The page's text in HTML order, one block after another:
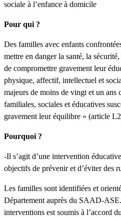
sociale à l’enfance à domicile
Pour qui ?
Des familles avec enfants
mettre en danger la santé, la
de compromettre gravement leur
physique, affectif, intellectuel et
majeurs de moins de vingt et un ans
familiales, sociales et éducatives
gravement leur équilibre » (article
Pourquoi ?
-Il s’agit d’une intervention
objectifs de prévenir et d’éviter des
Les familles sont identifiées et
Département auprès du SAAD-
interventions est soumis à l’accord